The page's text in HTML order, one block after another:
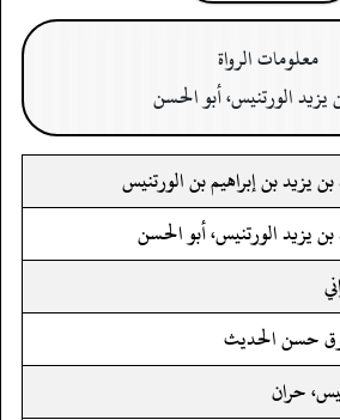
معلومات الرواة
يزيد الورتنيس، أبو الحسن
يزيد بن إبراهيم بن الورتنيس
يزيد الورتنيس، أبو الحسن
حسن الحديث
حران